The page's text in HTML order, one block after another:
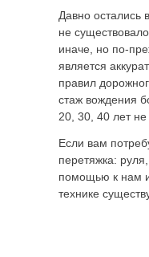
Давно остались
не
иначе, но по-
является
правил
стаж вождения
20, 30, 40 лет
Если вам
перетяжка:
помощью к нам
технике